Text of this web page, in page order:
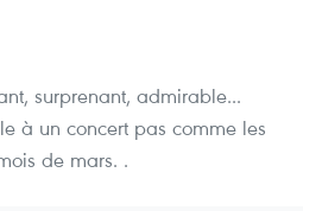
surprenant, admirable...
à un concert pas comme les
de mars. .